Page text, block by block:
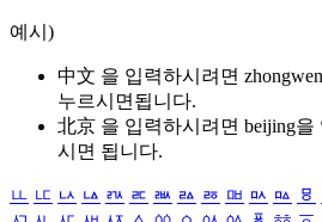
예시)
中文 을 입력하시려면 zhongwen
누르시면됩니다.
北京 을 입력하시려면 beijing을
시면 됩니다.
ㅥ ㅦ ㅧ ㅨ ㅩ ㅪ ㅫ ㅬ ㅭ ㅮ ㅯ ㅰ ㅱ